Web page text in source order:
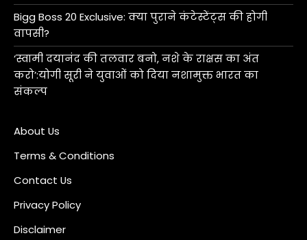
Bigg Boss 20 Exclusive: क्या पुराने कंटेस्टेंट्स की होगी
वापसी?
‘स्वामी दयानंद की तलवार बनो, नशे के राक्षस का अंत
करो’:योगी सूरी ने युवाओं को दिया नशामुक्त भारत का
संकल्प
About Us
Terms & Conditions
Contact Us
Privacy Policy
Disclaimer